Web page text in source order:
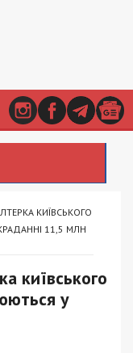
КИЇВСЬКОГО
11,5 МЛН
київського
у